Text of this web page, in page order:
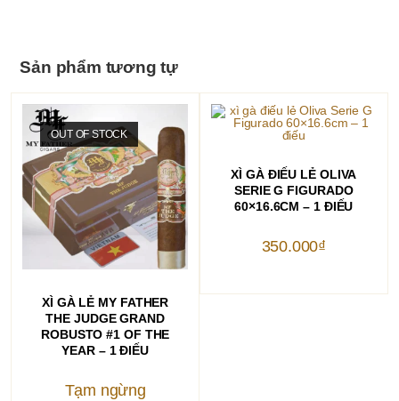
Sản phẩm tương tự
OUT OF STOCK
ĐỌC TIẾP
XÌ GÀ LẺ MY FATHER
THE JUDGE GRAND
ROBUSTO #1 OF THE
YEAR – 1 ĐIẾU
Tạm ngừng
THÊM VÀO GIỎ HÀNG
XÌ GÀ ĐIẾU LẺ OLIVA
SERIE G FIGURADO
60×16.6CM – 1 ĐIẾU
350.000₫